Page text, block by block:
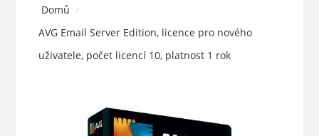
Domů /
AVG Email Server Edition, licence pro nového
uživatele, počet licencí 10, platnost 1 rok